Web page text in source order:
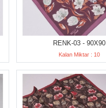
RENK-03 - 90X90
Kalan Miktar : 10